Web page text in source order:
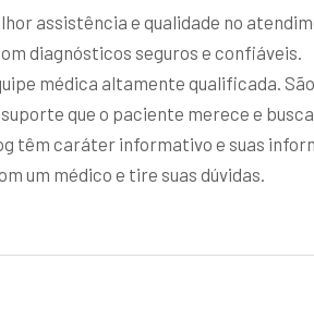
assistência e qualidade no
diagnósticos seguros e confiáveis.
médica altamente qualificada.
que o paciente merece e
têm caráter informativo e suas
um médico e tire suas dúvidas.